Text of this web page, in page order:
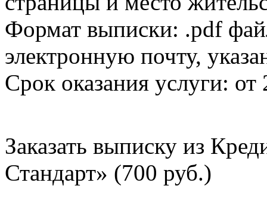
Формат выписки: .pdf
электронную почту,
Срок оказания услуги: от
Заказать выписку из
Стандарт» (700 руб.)